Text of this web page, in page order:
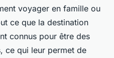
voyager en famille ou
ce que la destination
connus pour être des
ce qui leur permet de